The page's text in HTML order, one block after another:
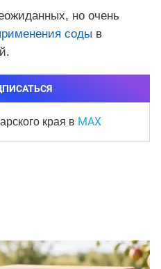
но очень
соды в
края в MAX